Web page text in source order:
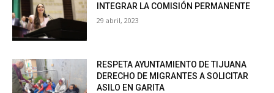
INTEGRAR LA COMISIÓN PERMANENTE
29 abril, 2023
RESPETA AYUNTAMIENTO DE TIJUANA
DERECHO DE MIGRANTES A SOLICITAR
ASILO EN GARITA